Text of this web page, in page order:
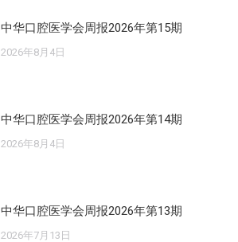
中华口腔医学会周报2026年第15期
2026年8月4日
中华口腔医学会周报2026年第14期
2026年8月4日
中华口腔医学会周报2026年第13期
2026年7月13日